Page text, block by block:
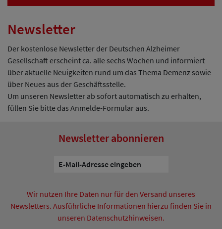
Newsletter
Der kostenlose Newsletter der Deutschen Alzheimer
Gesellschaft erscheint ca. alle sechs Wochen und informiert
über aktuelle Neuigkeiten rund um das Thema Demenz sowie
über Neues aus der Geschäftsstelle.
Um unseren Newsletter ab sofort automatisch zu erhalten,
füllen Sie bitte das Anmelde-Formular aus.
Newsletter abonnieren
Wir nutzen Ihre Daten nur für den Versand unseres
Newsletters. Ausführliche Informationen hierzu finden Sie in
unseren Datenschutzhinweisen.